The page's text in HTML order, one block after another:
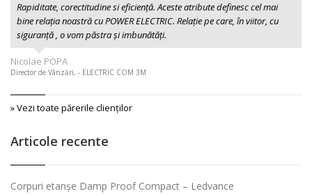
Rapiditate, corectitudine si eficiență. Aceste atribute definesc cel mai
bine relația noastră cu POWER ELECTRIC. Relație pe care, în viitor, cu
siguranță , o vom păstra și imbunătăți.
Nicolae POPA
Director de Vânzări, - ELECTRIC COM 3M
» Vezi toate părerile clienţilor
Articole recente
Corpuri etanșe Damp Proof Compact – Ledvance